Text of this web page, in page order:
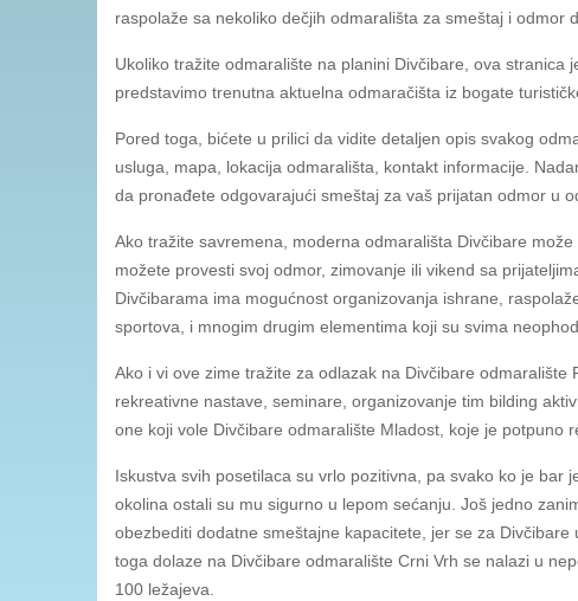
raspolaže sa nekoliko dečjih odmarališta za smeštaj i odmor
Ukoliko tražite odmaralište na planini Divčibare, ova stranica
predstavimo trenutna aktuelna odmaračišta iz bogate
Pored toga, bićete u prilici da vidite detaljen opis svakog
usluga, mapa, lokacija odmarališta, kontakt informacije.
da pronađete odgovarajući smeštaj za vaš prijatan odmor u
Ako tražite savremena, moderna odmarališta Divčibare
možete provesti svoj odmor, zimovanje ili vikend sa
Divčibarama ima mogućnost organizovanja ishrane,
sportova, i mnogim drugim elementima koji su svima
Ako i vi ove zime tražite za odlazak na Divčibare
rekreativne nastave, seminare, organizovanje tim bilding
one koji vole Divčibare odmaralište Mladost, koje je potpuno
Iskustva svih posetilaca su vrlo pozitivna, pa svako ko je bar
okolina ostali su mu sigurno u lepom sećanju. Još jedno
obezbediti dodatne smeštajne kapacitete, jer se za
toga dolaze na Divčibare odmaralište Crni Vrh se nalazi u
100 ležajeva.